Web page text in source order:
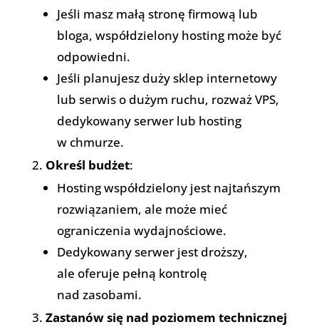
Jeśli masz małą stronę firmową lub
bloga, współdzielony hosting może być
odpowiedni.
Jeśli planujesz duży sklep internetowy
lub serwis o dużym ruchu, rozważ VPS,
dedykowany serwer lub hosting
w chmurze.
Określ budżet:
Hosting współdzielony jest najtańszym
rozwiązaniem, ale może mieć
ograniczenia wydajnościowe.
Dedykowany serwer jest droższy,
ale oferuje pełną kontrolę
nad zasobami.
Zastanów się nad poziomem technicznej